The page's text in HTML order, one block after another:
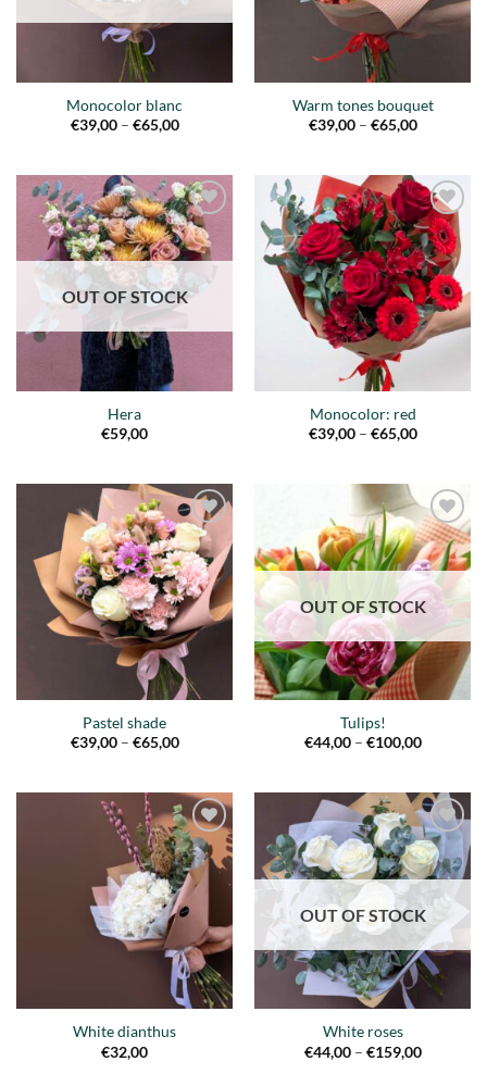
Monocolor blanc
€39,00 – €65,00Price
€65,00
Warm tones bouquet
€39,00 – €65,00Price
€65,00
Añadir
a la
lista de
deseos
OUT OF STOCK
Hera
€59,00
Añadir
a la
lista de
deseos
Monocolor: red
€39,00 – €65,00Price
€65,00
Añadir
a la
lista de
deseos
Pastel shade
€39,00 – €65,00Price
€65,00
Añadir
a la
lista de
deseos
OUT OF STOCK
Tulips!
€44,00 – €100,00Price
€100,00
Añadir
a la
lista de
deseos
White dianthus
€32,00
Añadir
a la
lista de
deseos
OUT OF STOCK
White roses
€44,00 – €159,00Price